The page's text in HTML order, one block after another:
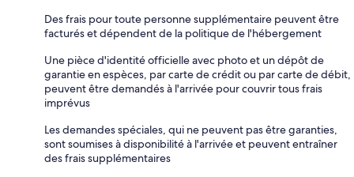
Des frais pour toute personne supplémentaire peuvent être
facturés et dépendent de la politique de l'hébergement
Une pièce d'identité officielle avec photo et un dépôt de
garantie en espèces, par carte de crédit ou par carte de débit,
peuvent être demandés à l'arrivée pour couvrir tous frais
imprévus
Les demandes spéciales, qui ne peuvent pas être garanties,
sont soumises à disponibilité à l'arrivée et peuvent entraîner
des frais supplémentaires